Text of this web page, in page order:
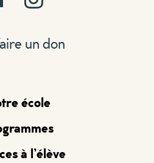
un don
école
à l’élève